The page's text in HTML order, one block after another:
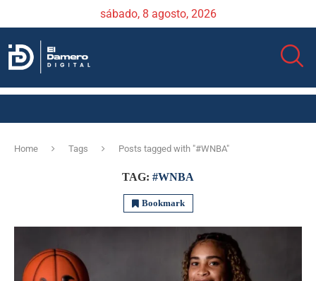
sábado, 8 agosto, 2026
Home Tags Posts tagged with "#WNBA"
TAG: #WNBA
Bookmark